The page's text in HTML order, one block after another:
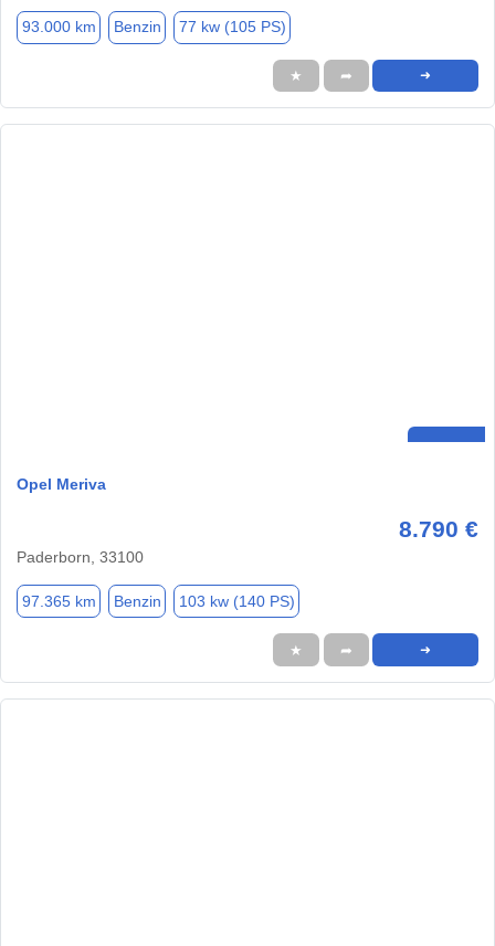
93.000 km Benzin 77 kw (105 PS)
★ ➦ ➜
Opel Meriva
8.790 €
Paderborn, 33100
97.365 km Benzin 103 kw (140 PS)
★ ➦ ➜